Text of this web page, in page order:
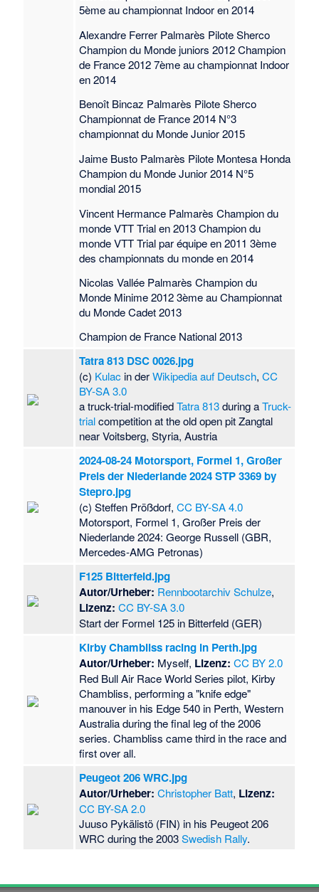
5ème au championnat Indoor en 2014
Alexandre Ferrer Palmarès Pilote Sherco
Champion du Monde juniors 2012 Champion
de France 2012 7ème au championnat Indoor
en 2014
Benoît Bincaz Palmarès Pilote Sherco
Championnat de France 2014 N°3
championnat du Monde Junior 2015
Jaime Busto Palmarès Pilote Montesa Honda
Champion du Monde Junior 2014 N°5
mondial 2015
Vincent Hermance Palmarès Champion du
monde VTT Trial en 2013 Champion du
monde VTT Trial par équipe en 2011 3ème
des championnats du monde en 2014
Nicolas Vallée Palmarès Champion du
Monde Minime 2012 3ème au Championnat
du Monde Cadet 2013
Champion de France National 2013
Tatra 813 DSC 0026.jpg
(c) Kulac in derWikipedia auf Deutsch,CC
BY-SA 3.0
a truck-trial-modifiedTatra 813during aTruck-
trialcompetition at the old open pit Zangtal
near Voitsberg, Styria, Austria
2024-08-24 Motorsport, Formel 1, Großer
Preis der Niederlande 2024 STP 3369 by
Stepro.jpg
(c) Steffen Prößdorf,CC BY-SA 4.0
Motorsport, Formel 1, Großer Preis der
Niederlande 2024: George Russell (GBR,
Mercedes-AMG Petronas)
F125 Bitterfeld.jpg
Autor/Urheber: Rennbootarchiv Schulze,
Lizenz: CC BY-SA 3.0
Start der Formel 125 in Bitterfeld (GER)
Kirby Chambliss racing in Perth.jpg
Autor/Urheber: Myself, Lizenz: CC BY 2.0
Red Bull Air Race World Series pilot, Kirby
Chambliss, performing a "knife edge"
manouver in his Edge 540 in Perth, Western
Australia during the final leg of the 2006
series. Chambliss came third in the race and
first over all.
Peugeot 206 WRC.jpg
Autor/Urheber: Christopher Batt, Lizenz:
CC BY-SA 2.0
Juuso Pykälistö (FIN) in his Peugeot 206
WRC during the 2003Swedish Rally.